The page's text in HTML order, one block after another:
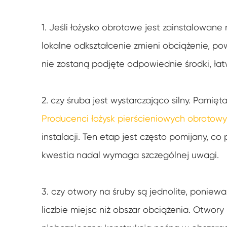
1. Jeśli łożysko obrotowe jest
lokalne odkształcenie zmieni obciążenie,
nie zostaną podjęte odpowiednie środki,
2. czy śruba jest wystarczająco silny.
Producenci łożysk pierścieniowych
instalacji. Ten etap jest często pomijany,
kwestia nadal wymaga szczególnej uwagi.
3. czy otwory na śruby są jednolite,
liczbie miejsc niż obszar obciążenia.